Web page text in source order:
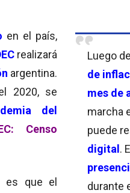
Luego de
de
mes de
marcha
puede
digital.
durante
en el país,
realizará
argentina.
2020, se
del
Censo
es que el